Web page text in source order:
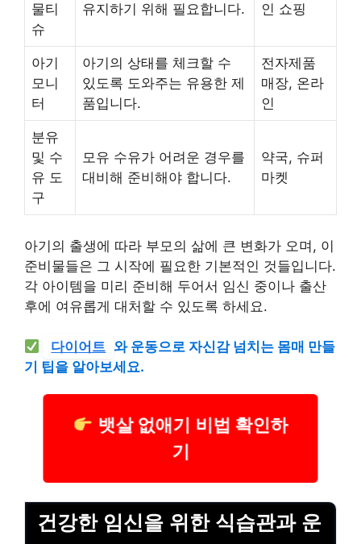
물티
슈
유지하기 위해 필요합니다.
인 쇼핑
아기
모니
터
아기의 상태를 체크할 수
있도록 도와주는 유용한 제
품입니다.
전자제품
매장, 온라
인
분유
및 수
유 도
구
모유 수유가 어려운 경우를
대비해 준비해야 합니다.
약국, 슈퍼
마켓
아기의 출생에 따라 부모의 삶에 큰 변화가 오며, 이
준비물들은 그 시작에 필요한 기본적인 것들입니다.
각 아이템을 미리 준비해 두어서 임신 중이나 출산
후에 여유롭게 대처할 수 있도록 하세요.
다이어트 와 운동으로 자신감 넘치는 몸매 만들
기 팁을 알아보세요.
뱃살 없애기 비법 확인하
기
건강한 임신을 위한 식습관과 운